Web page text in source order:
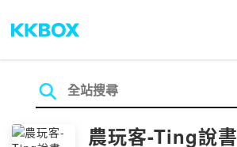
農玩客-Ting說書